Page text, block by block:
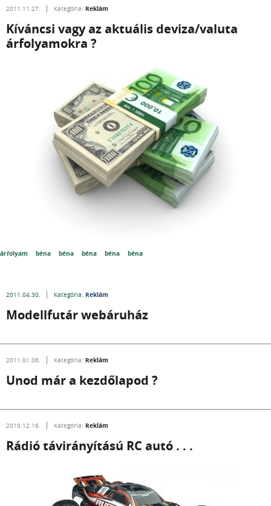
2011.11.27. Kategória: Reklám
Kíváncsi vagy az aktuális deviza/valuta
árfolyamokra ?
árfolyam béna béna béna béna béna
2011.04.30. Kategória: Reklám
Modellfutár webáruház
2011.01.06. Kategória: Reklám
Unod már a kezdőlapod ?
2010.12.16. Kategória: Reklám
Rádió távirányítású RC autó . . .